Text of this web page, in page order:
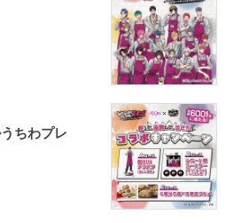
ちわプレ